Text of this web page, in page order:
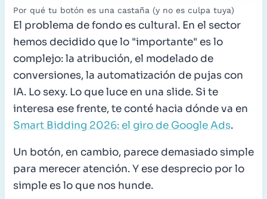
Por qué tu botón es una castaña (y no es culpa tuya)
El problema de fondo es cultural. En el sector
hemos decidido que lo "importante" es lo
complejo: la atribución, el modelado de
conversiones, la automatización de pujas con
IA. Lo sexy. Lo que luce en una slide. Si te
interesa ese frente, te conté hacia dónde va en
Smart Bidding 2026: el giro de Google Ads.
Un botón, en cambio, parece demasiado simple
para merecer atención. Y ese desprecio por lo
simple es lo que nos hunde.